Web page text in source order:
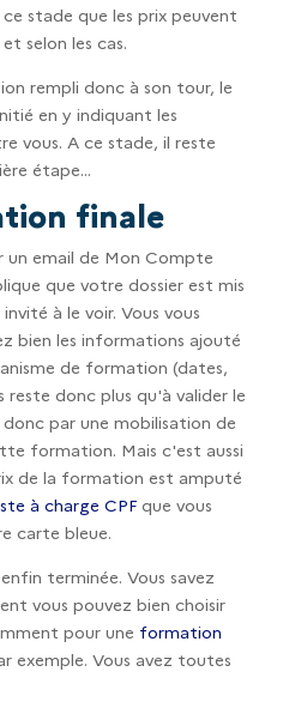
ce stade que les prix peuvent
selon les cas.
rempli donc à son tour, le
en y indiquant les
vous. A ce stade, il reste
étape...
finale
un email de Mon Compte
que votre dossier est mis
à le voir. Vous vous
bien les informations ajouté
de formation (dates,
reste donc plus qu'à valider le
par une mobilisation de
formation. Mais c'est aussi
de la formation est amputé
à charge CPFque vous
carte bleue.
terminée. Vous savez
vous pouvez bien choisir
pour une formation
exemple. Vous avez toutes